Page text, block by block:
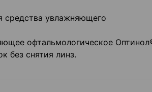
средства увлажняющего
офтальмологическое
без снятия линз.